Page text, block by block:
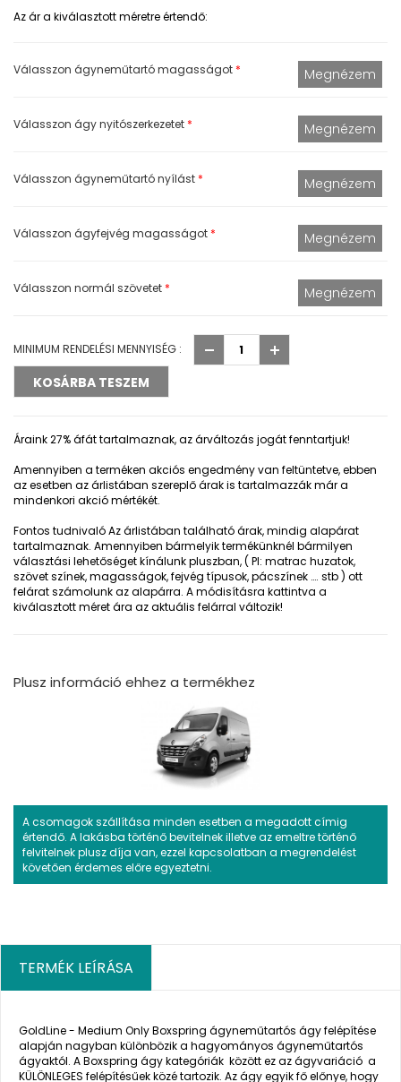
Az ár a kiválasztott méretre értendő:
Válasszon ágyneműtartó magasságot *
Válasszon ágy nyitószerkezetet *
Válasszon ágyneműtartó nyílást *
Válasszon ágyfejvég magasságot *
Válasszon normál szövetet *
MINIMUM RENDELÉSI MENNYISÉG :
Áraink 27% áfát tartalmaznak, az árváltozás jogát fenntartjuk!
Amennyiben a terméken akciós engedmény van feltüntetve, ebben
az esetben az árlistában szereplő árak is tartalmazzák már a
mindenkori akció mértékét.
Fontos tudnivalóAz árlistában található árak, mindig alapárat
tartalmaznak. Amennyiben bármelyik termékünknél bármilyen
választási lehetőséget kínálunk pluszban, ( Pl: matrac huzatok,
szövet színek, magasságok, fejvég típusok, pácszínek …. stb ) ott
felárat számolunk az alapárra. A módisításra kattintva a
kiválasztott méret ára az aktuális felárral változik!
Plusz információ ehhez a termékhez
A csomagok szállítása minden esetben a megadott címig
értendő. A lakásba történő bevitelnek illetve az emeltre történő
felvitelnek plusz díja van, ezzel kapcsolatban a megrendelést
követően érdemes előre egyeztetni.
TERMÉK LEÍRÁSA
GoldLine - Medium Only Boxspring ágyneműtartós ágy felépítése
alapján nagyban különbözik a hagyományos ágyneműtartós
ágyaktól. A Boxspring ágy kategóriák között ez az ágyvariáció a
KÜLÖNLEGES felépítésűek közé tartozik. Az ágy egyik fő előnye, hogy